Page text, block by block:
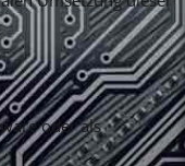
oder als